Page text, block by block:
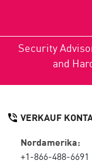
Security
and
VERKAUF
Nordamerika:
+1-866-488-6691